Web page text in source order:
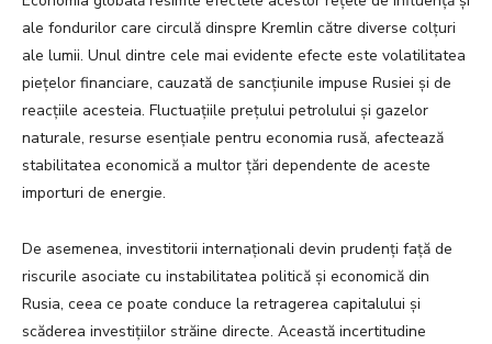
ale fondurilor care circulă dinspre Kremlin către diverse colțuri
ale lumii. Unul dintre cele mai evidente efecte este volatilitatea
piețelor financiare, cauzată de sancțiunile impuse Rusiei și de
reacțiile acesteia. Fluctuațiile prețului petrolului și gazelor
naturale, resurse esențiale pentru economia rusă, afectează
stabilitatea economică a multor țări dependente de aceste
importuri de energie.
De asemenea, investitorii internaționali devin prudenți față de
riscurile asociate cu instabilitatea politică și economică din
Rusia, ceea ce poate conduce la retragerea capitalului și
scăderea investițiilor străine directe. Această incertitudine